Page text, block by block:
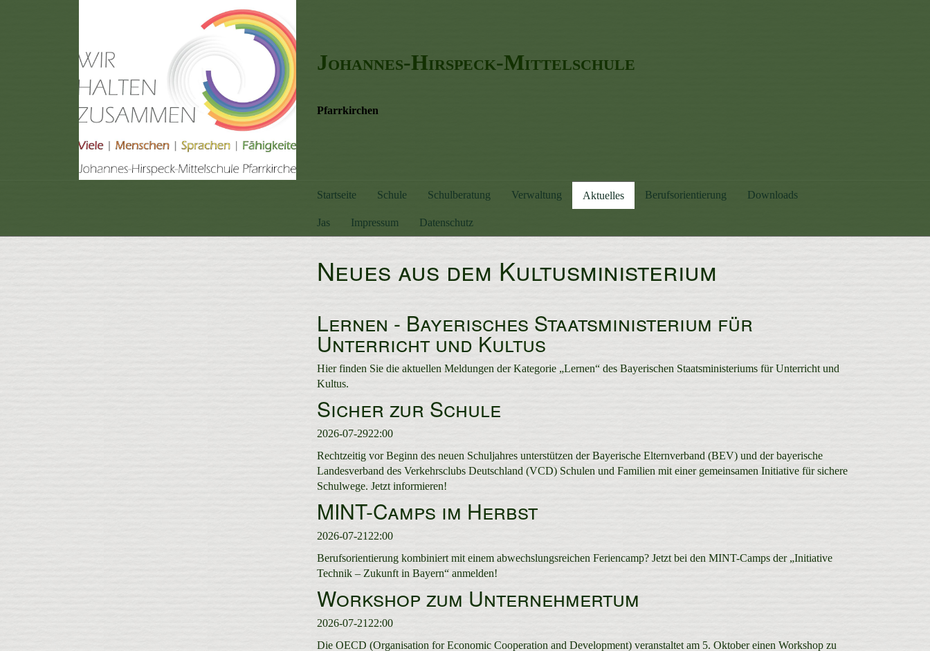
Johannes-Hirspeck-Mittelschule
Pfarrkirchen
Startseite Schule Schulberatung Verwaltung Aktuelles Berufsorientierung Downloads
Jas Impressum Datenschutz
Neues aus dem Kultusministerium
Lernen - Bayerisches Staatsministerium für
Unterricht und Kultus
Hier finden Sie die aktuellen Meldungen der Kategorie „Lernen“ des Bayerischen Staatsministeriums für Unterricht und
Kultus.
Sicher zur Schule
2026-07-2922:00
Rechtzeitig vor Beginn des neuen Schuljahres unterstützen der Bayerische Elternverband (BEV) und der bayerische
Landesverband des Verkehrsclubs Deutschland (VCD) Schulen und Familien mit einer gemeinsamen Initiative für sichere
Schulwege. Jetzt informieren!
MINT-Camps im Herbst
2026-07-21 22:00
Berufsorientierung kombiniert mit einem abwechslungsreichen Feriencamp? Jetzt bei den MINT-Camps der „Initiative
Technik – Zukunft in Bayern“ anmelden!
Workshop zum Unternehmertum
2026-07-2122:00
Die OECD (Organisation for Economic Cooperation and Development) veranstaltet am 5. Oktober einen Workshop zu